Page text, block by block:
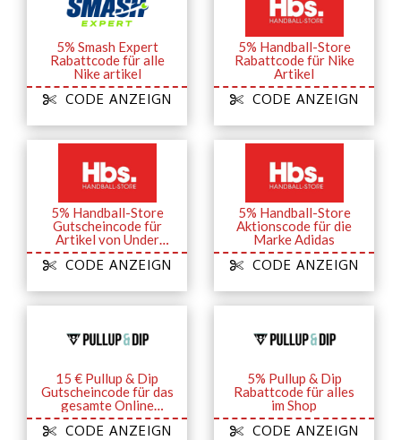
5% Smash Expert
Rabattcode für alle
Nike artikel
CODE ANZEIGN
5% Handball-Store
Rabattcode für Nike
Artikel
CODE ANZEIGN
5% Handball-Store
Gutscheincode für
Artikel von Under
Armour
CODE ANZEIGN
5% Handball-Store
Aktionscode für die
Marke Adidas
CODE ANZEIGN
15 € Pullup & Dip
Gutscheincode für das
gesamte Online
Sortiment
CODE ANZEIGN
5% Pullup & Dip
Rabattcode für alles
im Shop
CODE ANZEIGN